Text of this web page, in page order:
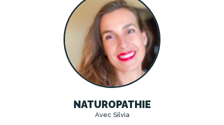
NATUROPATHIE
Avec Silvia